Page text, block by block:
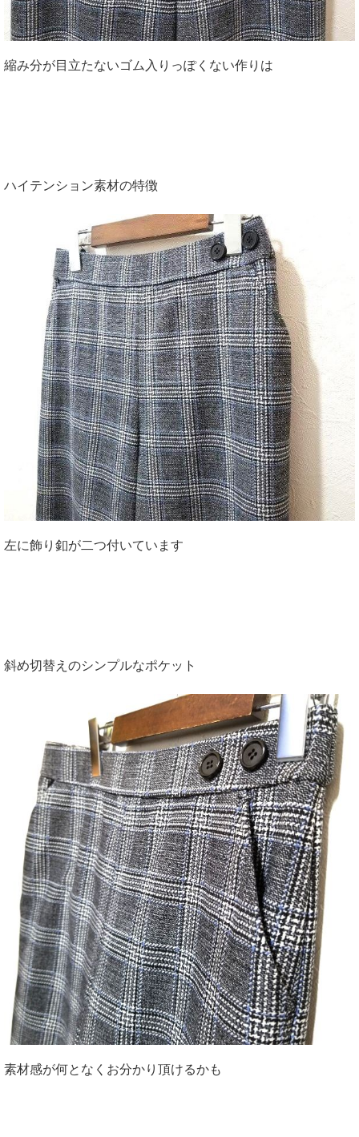
縮み分が目立たないゴム入りっぽくない作りは
ハイテンション素材の特徴
左に飾り釦が二つ付いています
斜め切替えのシンプルなポケット
素材感が何となくお分かり頂けるかも